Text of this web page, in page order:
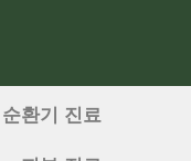
순환기 진료